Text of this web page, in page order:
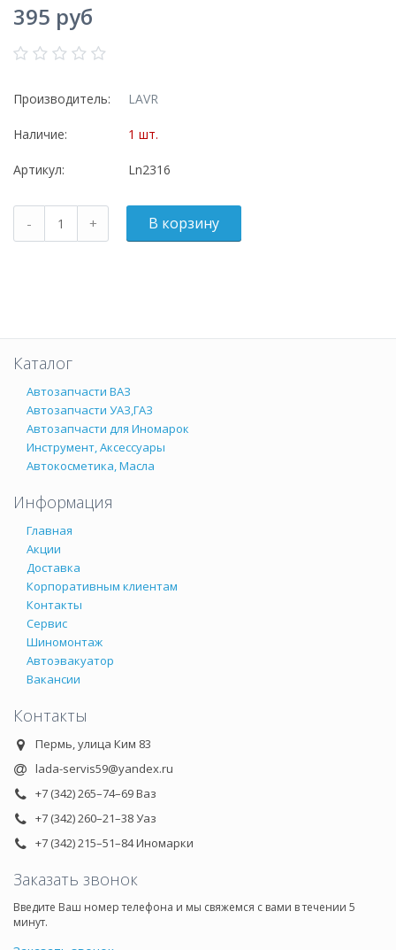
395 руб
Производитель: LAVR
Наличие: 1 шт.
Артикул: Ln2316
Каталог
Автозапчасти ВАЗ
Автозапчасти УАЗ,ГАЗ
Автозапчасти для Иномарок
Инструмент, Аксессуары
Автокосметика, Масла
Информация
Главная
Акции
Доставка
Корпоративным клиентам
Контакты
Сервис
Шиномонтаж
Автоэвакуатор
Вакансии
Контакты
Пермь, улица Ким 83
lada-servis59@yandex.ru
+7 (342) 265–74–69 Ваз
+7 (342) 260–21–38 Уаз
+7 (342) 215–51–84 Иномарки
Заказать звонок
Введите Ваш номер телефона и мы свяжемся с вами в течении 5
минут.